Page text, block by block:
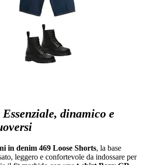
Essenziale, dinamico e
in denim 469 Loose Shorts, la base
leggero e confortevole da indossare per